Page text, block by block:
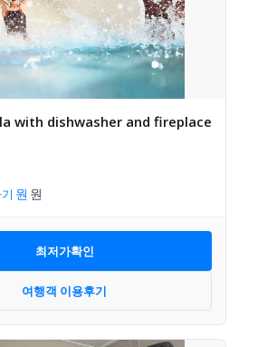
with dishwasher and fireplace
최저가확인
여행객 이용후기